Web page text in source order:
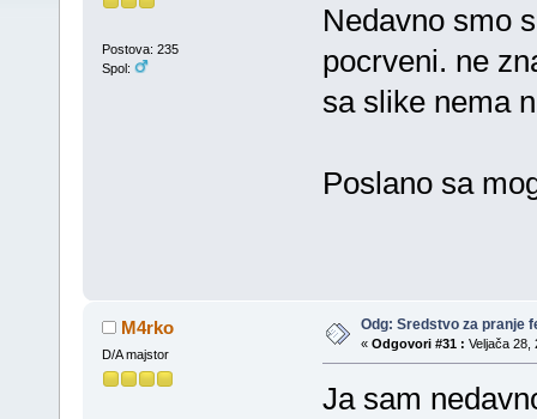
Postova: 235
Spol:
Nedavno smo
pocrveni. ne
sa slike nema
Poslano sa
M4rko
D/A majstor
Odg: Sredstvo za pranje
« Odgovori #31 : Veljača 28,
Ja sam